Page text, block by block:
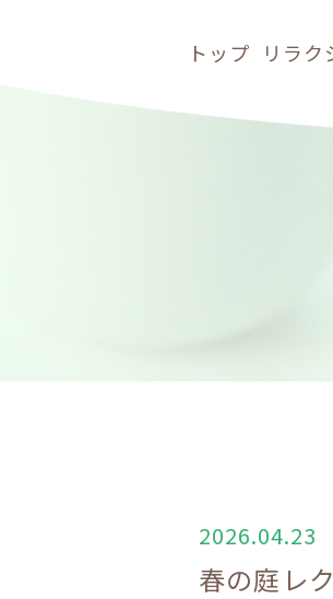
トップ リラク
2026.04.23
春の庭レ